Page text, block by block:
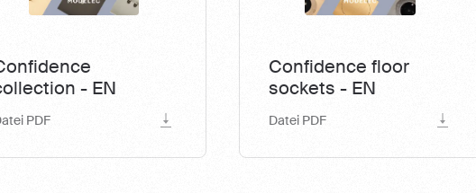
- EN
PDF
Confidence floor
sockets - EN
Datei PDF